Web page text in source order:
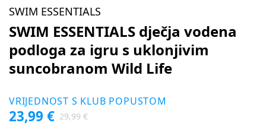
SWIM ESSENTIALS
SWIM ESSENTIALS dječja vodena
podloga za igru s uklonjivim
suncobranom Wild Life
VRIJEDNOST S KLUB POPUSTOM
23,99 € 29,99 €